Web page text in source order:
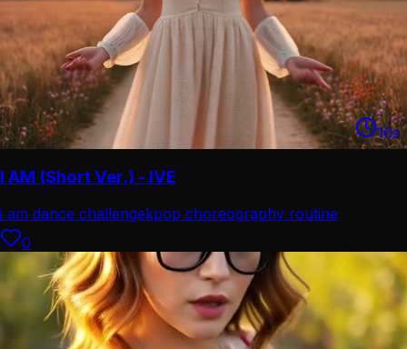
16s
I AM (Short Ver.) - IVE
i am dance challengekpop choreography routine
0